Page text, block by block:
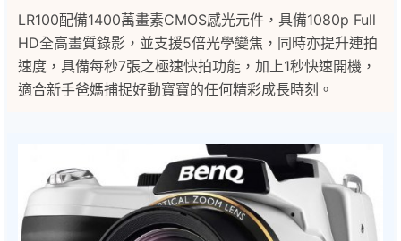
LR100配備1400萬畫素CMOS感光元件，具備1080p Full
HD全高畫質錄影，並支援5倍光學變焦，同時亦提升連拍
速度，具備每秒7張之極速快拍功能，加上1秒快速開機，
適合新手爸媽捕捉好動寶寶的任何精彩成長時刻。